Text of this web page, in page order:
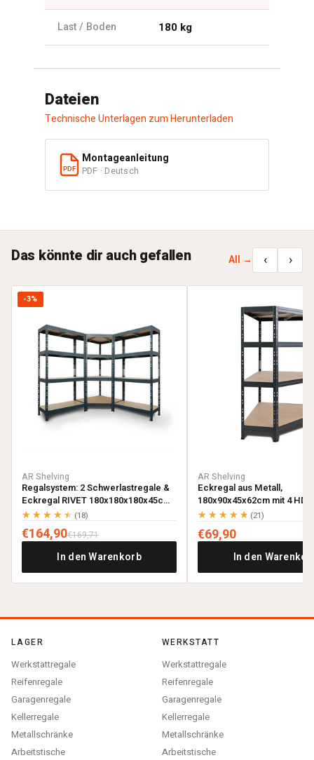
Last / Boden 180 kg
Dateien
Technische Unterlagen zum Herunterladen
PDF
Montageanleitung
PDF · Deutsch
Das könnte dir auch gefallen All → ‹ ›
-3%
AR Shelving
Regalsystem: 2 Schwerlastregale &
Eckregal RIVET 180x180x180x45cm
mit 4 HDF-Böden, anthrazitgrau
★★★★★ (18)
€164,90€169,71
In den Warenkorb
AR Shelving
Eckregal aus Metall,
180x90x45x62cm mit 4
anthrazitgrau
★★★★★ (21)
€69,90
In den
LAGER
Werkstattregale
Reifenregale
Garagenregale
Kellerregale
Metallschränke
Arbeitstische
WERKSTATT
Werkstattregale
Reifenregale
Garagenregale
Kellerregale
Metallschränke
Arbeitstische